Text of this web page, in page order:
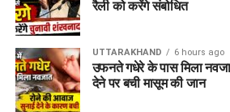
रैली को करेंगे संबोधित
UTTARAKHAND 6 hours ago
उफनते गधेरे के पास मिला
देने पर बची मासूम की जान